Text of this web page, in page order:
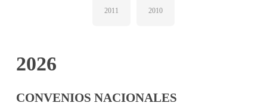
2011 2010
2026
CONVENIOS NACIONALES